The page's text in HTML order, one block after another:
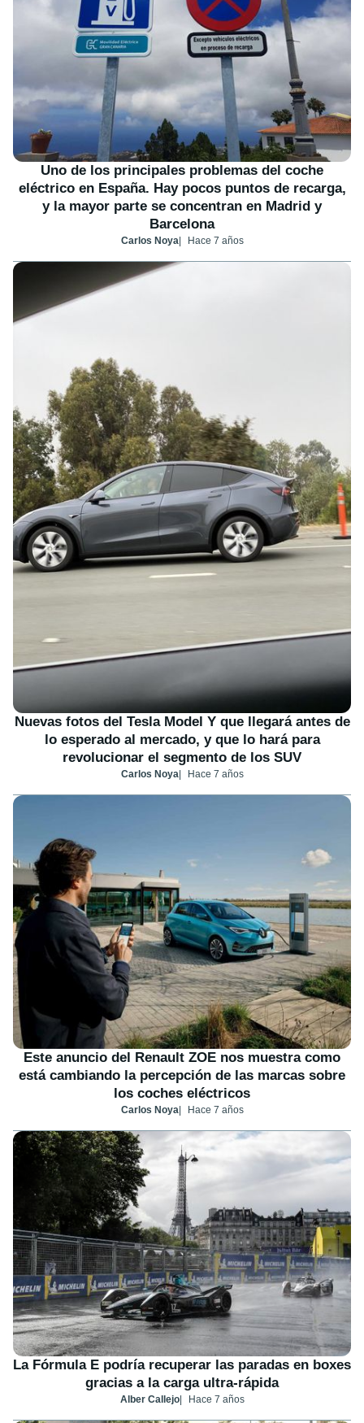
Uno de los principales problemas del coche
eléctrico en España. Hay pocos puntos de recarga,
y la mayor parte se concentran en Madrid y
Barcelona
Carlos Noya Hace 7 años
Nuevas fotos del Tesla Model Y que llegará antes de
lo esperado al mercado, y que lo hará para
revolucionar el segmento de los SUV
Carlos Noya Hace 7 años
Este anuncio del Renault ZOE nos muestra como
está cambiando la percepción de las marcas sobre
los coches eléctricos
Carlos Noya Hace 7 años
La Fórmula E podría recuperar las paradas en boxes
gracias a la carga ultra-rápida
Alber Callejo Hace 7 años